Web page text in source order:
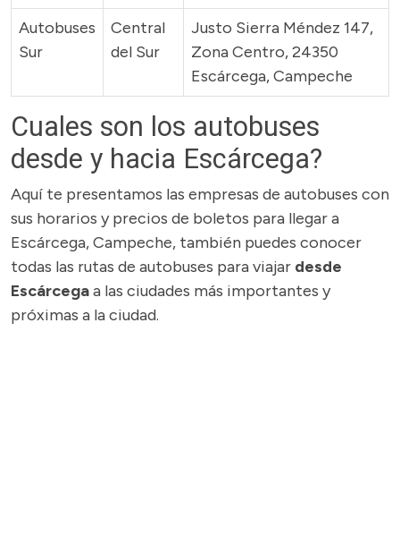
Autobuses
Sur
Central
del Sur
Justo Sierra Méndez 147,
Zona Centro, 24350
Escárcega, Campeche
Cuales son los autobuses
desde y hacia Escárcega?
Aquí te presentamos las empresas de autobuses con
sus horarios y precios de boletos para llegar a
Escárcega, Campeche, también puedes conocer
todas las rutas de autobuses para viajar desde
Escárcegaa las ciudades más importantes y
próximas a la ciudad.